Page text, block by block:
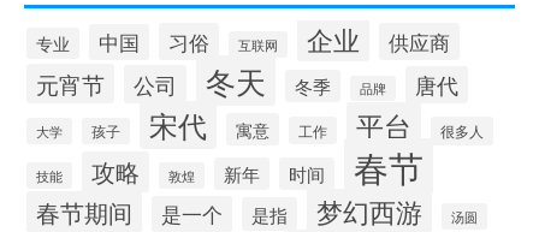
专业 中国 习俗 互联网 企业 供应商
元宵节 公司 冬天 冬季 品牌 唐代
大学 孩子 宋代 寓意 工作 平台 很多人
技能 攻略 敦煌 新年 时间 春节
春节期间 是一个 是指 梦幻西游 汤圆